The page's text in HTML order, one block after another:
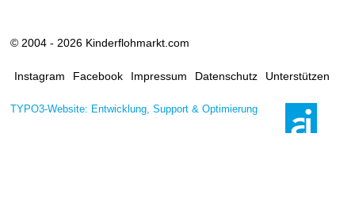
© 2004 - 2026 Kinderflohmarkt.com
Instagram Facebook Impressum Datenschutz Unterstützen
TYPO3-Website: Entwicklung, Support & Optimierung